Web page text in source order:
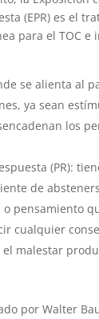
(EPR) es el
para el TOC e
se alienta al
ya sean
los
(PR):
de
pensamiento
cualquier
malestar
por Walter